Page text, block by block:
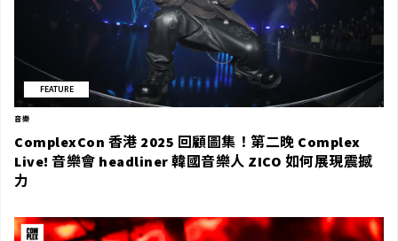
FEATURE
音樂
ComplexCon 香港 2025 回顧圖集！第二晚 Complex
Live! 音樂會 headliner 韓國音樂人 ZICO 如何展現震撼
力